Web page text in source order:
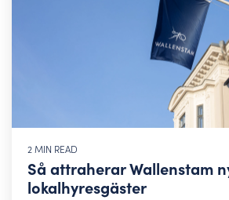
2 MIN READ
Så attraherar Wallenstam
lokalhyresgäster